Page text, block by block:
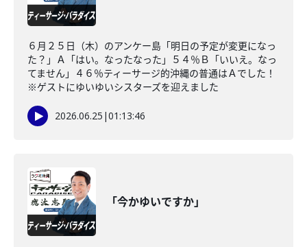
６月２５日（木）のアンケー島「明日の予定が変更になっ
た？」Ａ「はい。なったなった」５４％Ｂ「いいえ。なっ
てません」４６％ティーサージ的沖縄の普通はＡでした！
※ゲストにゆいゆいシスターズを迎えました
2026.06.25 |01:13:46
「今かゆいですか」